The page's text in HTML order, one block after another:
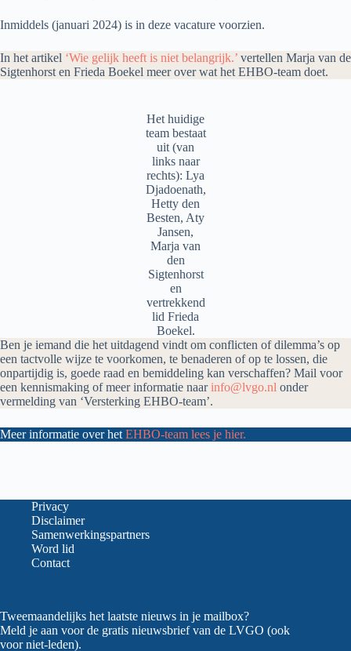
Inmiddels (januari 2024) is in deze vacature voorzien.
In het artikel ‘Wie gelijk heeft is niet belangrijk.’ vertellen Marja van de
Sigtenhorst en Frieda Boekel meer over wat het EHBO-team doet.
Het huidige
team bestaat
uit (van
links naar
rechts): Lya
Djadoenath,
Hetty den
Besten, Aty
Jansen,
Marja van
den
Sigtenhorst
en
vertrekkend
lid Frieda
Boekel.
Ben je iemand die het uitdagend vindt om conflicten of dilemma’s op
een tactvolle wijze te voorkomen, te benaderen of op te lossen, die
onpartijdig is, goede raad en bemiddeling kan verschaffen? Mail voor
een kennismaking of meer informatie naarinfo@lvgo.nl onder
vermelding van ‘Versterking EHBO-team’.
Meer informatie over het EHBO-team lees je hier.
Privacy
Disclaimer
Samenwerkingspartners
Word lid
Contact
Tweemaandelijks het laatste nieuws in je mailbox?
Meld je aan voor de gratis nieuwsbrief van de LVGO (ook
voor niet-leden).